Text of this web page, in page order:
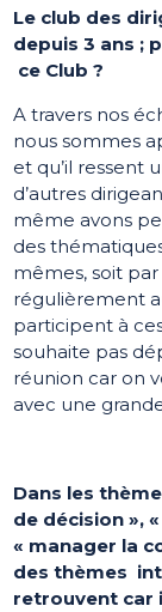
Le club des
depuis 3 ans ;
ce Club ?
A travers nos
nous sommes
et qu’il ressent
d’autres
même avons
des
mêmes, soit
régulièrement
participent à
souhaite pas
réunion car on
avec une
Dans les
de décision »,
« manager la
des thèmes
retrouvent car